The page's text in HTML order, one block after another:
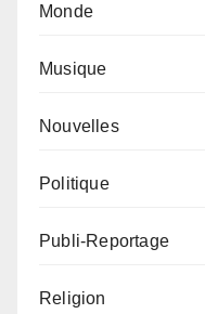
Monde
Musique
Nouvelles
Politique
Publi-Reportage
Religion